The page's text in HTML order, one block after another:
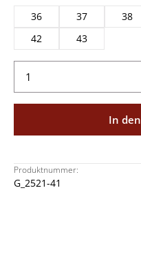
36 37 38
42
43
Produkt Anzahl:
In
Produktnummer:
G_2521-41